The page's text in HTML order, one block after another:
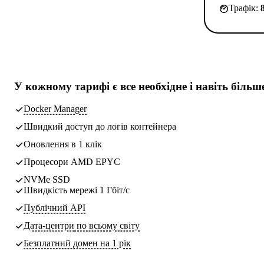
Трафік:
У кожному тарифі є все необхідне і навіть
Docker Manager
Швидкий доступ до логів контейнера
Оновлення в 1 клік
Процесори AMD EPYC
NVMe SSD
Швидкість мережі 1 Гбіт/с
Публічний API
Дата-центри по всьому світу
Безплатний домен на 1 рік